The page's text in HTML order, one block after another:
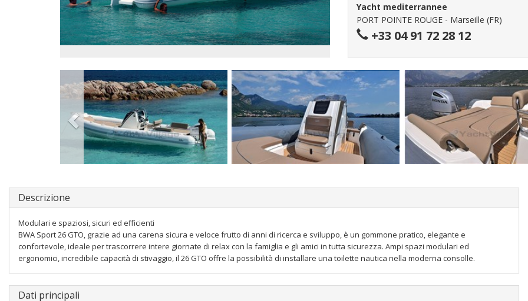
Yacht mediterrannee
PORT POINTE ROUGE - Marseille (FR)
+33 04 91 72 28 12
Descrizione
Modulari e spaziosi, sicuri ed efficienti
BWA Sport 26 GTO, grazie ad una carena sicura e veloce frutto di anni di ricerca e sviluppo, è un gommone pratico, elegante e
confortevole, ideale per trascorrere intere giornate di relax con la famiglia e gli amici in tutta sicurezza. Ampi spazi modulari ed
ergonomici, incredibile capacità di stivaggio, il 26 GTO offre la possibilità di installare una toilette nautica nella moderna consolle.
Dati principali